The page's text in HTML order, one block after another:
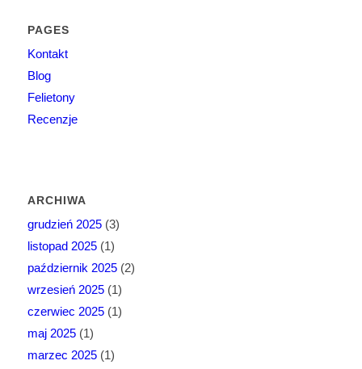
PAGES
Kontakt
Blog
Felietony
Recenzje
ARCHIWA
grudzień 2025(3)
listopad 2025(1)
październik 2025(2)
wrzesień 2025(1)
czerwiec 2025(1)
maj 2025(1)
marzec 2025(1)